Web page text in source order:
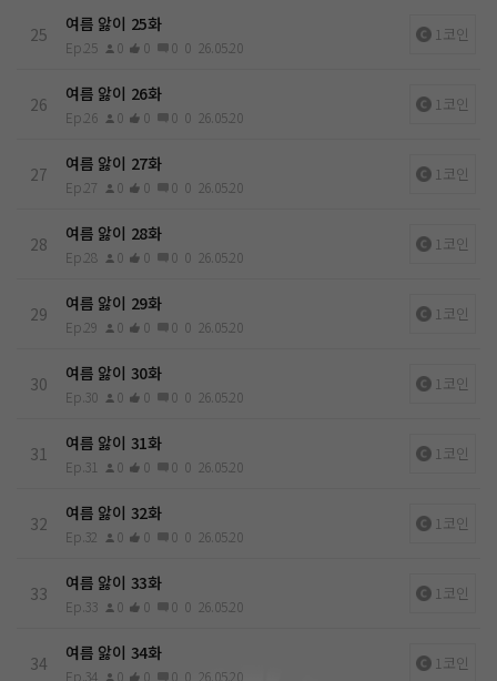
25 여름 앓이 25화
Ep.25 0 0 0 0 26.05.20
1코인
26 여름 앓이 26화
Ep.26 0 0 0 0 26.05.20
1코인
27 여름 앓이 27화
Ep.27 0 0 0 0 26.05.20
1코인
28 여름 앓이 28화
Ep.28 0 0 0 0 26.05.20
1코인
29 여름 앓이 29화
Ep.29 0 0 0 0 26.05.20
1코인
30 여름 앓이 30화
Ep.30 0 0 0 0 26.05.20
1코인
31 여름 앓이 31화
Ep.31 0 0 0 0 26.05.20
1코인
32 여름 앓이 32화
Ep.32 0 0 0 0 26.05.20
1코인
33 여름 앓이 33화
Ep.33 0 0 0 0 26.05.20
1코인
34 여름 앓이 34화
Ep.34 0 0 0 0 26.05.20
1코인